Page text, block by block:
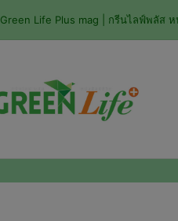
Green Life Plus mag | กรีนไลฟ์พลัส